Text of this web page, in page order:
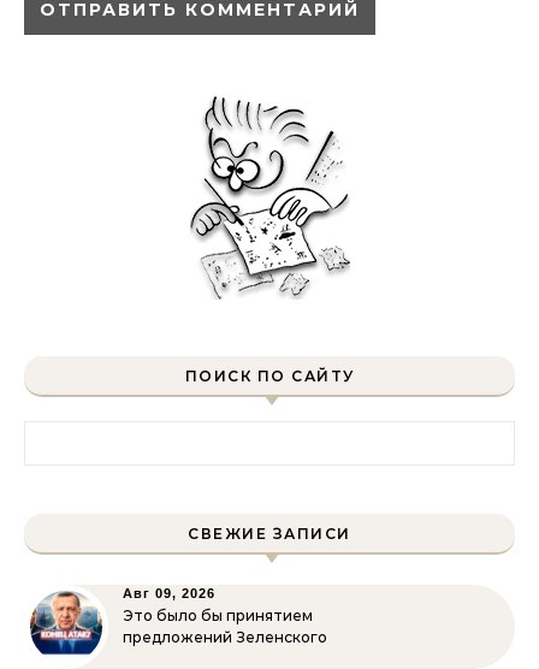
ПОИСК ПО САЙТУ
СВЕЖИЕ ЗАПИСИ
Авг 09, 2026
Это было бы принятием
предложений Зеленского